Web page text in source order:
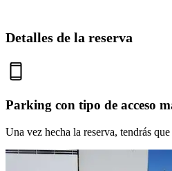
Detalles de la reserva
Parking con tipo de acceso
Una vez hecha la reserva, tendrás